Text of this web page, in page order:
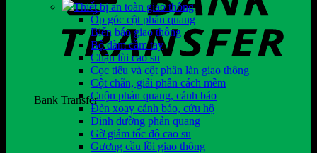
Bank Transfer
Thiết bị an toàn giao thông
Ốp góc cột phản quang
Biển báo giao thông
Bộ đàm cầm tay
Chặn lùi cao su
Cọc tiêu và cột phân làn giao thông
Cột chắn, giải phân cách mềm
Cuộn phản quang, cảnh báo
Đèn xoay cảnh báo, cứu hộ
Đinh đường phản quang
Gờ giảm tốc độ cao su
Gương cầu lồi giao thông